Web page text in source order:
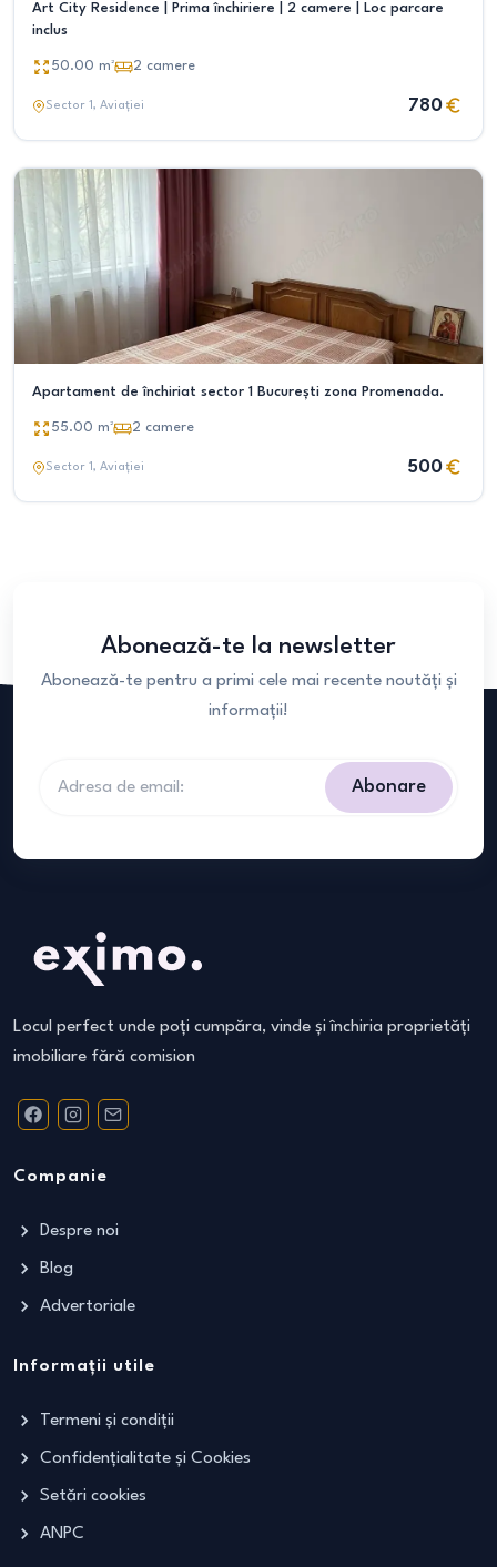
Art City Residence | Prima închiriere | 2 camere | Loc parcare
inclus
50.00 m² 2 camere
Sector 1, Aviației 780
Apartament de închiriat sector 1 București zona Promenada.
55.00 m² 2 camere
Sector 1, Aviației 500
Abonează-te la newsletter
Abonează-te pentru a primi cele mai recente noutăți și
informații!
Abonare
Locul perfect unde poți cumpăra, vinde și închiria proprietăți
imobiliare fără comision
Companie
Despre noi
Blog
Advertoriale
Informații utile
Termeni și condiții
Confidențialitate și Cookies
Setări cookies
ANPC